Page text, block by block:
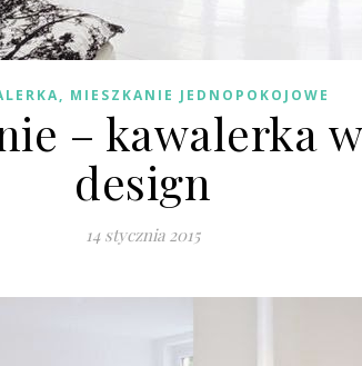
MIESZKANIE JEDNOPOKOJOWE
– kawalerka
design
14 stycznia 2015